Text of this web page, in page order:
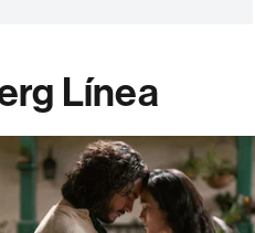
Línea